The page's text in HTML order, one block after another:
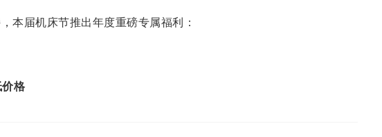
本届机床节推出年度重磅专属福利：
格